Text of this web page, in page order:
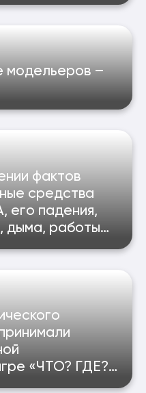
модельеров –
фактов
средства
его падения,
дыма, работы
ГДЕ?
2025г.